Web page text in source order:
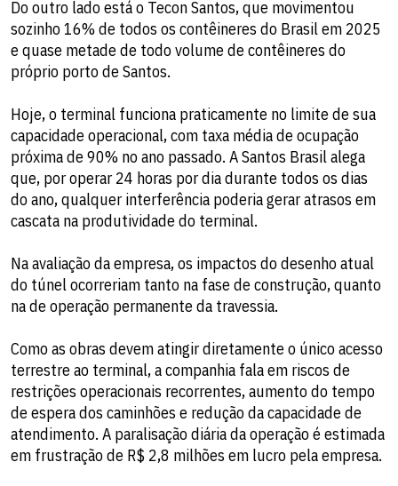
Do outro lado está o Tecon Santos, que movimentou
sozinho 16% de todos os contêineres do Brasil em 2025
e quase metade de todo volume de contêineres do
próprio porto de Santos.
Hoje, o terminal funciona praticamente no limite de sua
capacidade operacional, com taxa média de ocupação
próxima de 90% no ano passado. A Santos Brasil alega
que, por operar 24 horas por dia durante todos os dias
do ano, qualquer interferência poderia gerar atrasos em
cascata na produtividade do terminal.
Na avaliação da empresa, os impactos do desenho atual
do túnel ocorreriam tanto na fase de construção, quanto
na de operação permanente da travessia.
Como as obras devem atingir diretamente o único acesso
terrestre ao terminal, a companhia fala em riscos de
restrições operacionais recorrentes, aumento do tempo
de espera dos caminhões e redução da capacidade de
atendimento. A paralisação diária da operação é estimada
em frustração de R$ 2,8 milhões em lucro pela empresa.